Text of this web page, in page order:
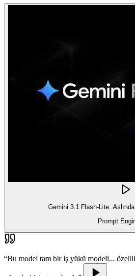
Gemini 3.1 Flash-Lite:
Prompt
“Bu model tam bir iş yükü modeli...